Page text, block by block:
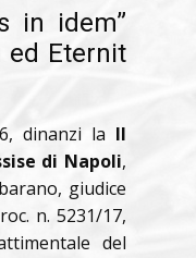
in idem”
ed Eternit
dinanzi la II
di Napoli,
giudice
n. 5231/17,
del